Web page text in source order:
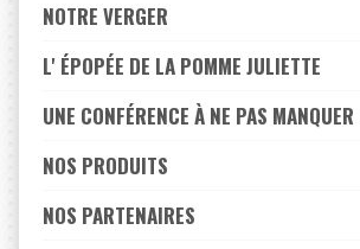
NOTRE VERGER
L' ÉPOPÉE DE LA POMME JULIETTE
UNE CONFÉRENCE À NE PAS MANQUER
NOS PRODUITS
NOS PARTENAIRES